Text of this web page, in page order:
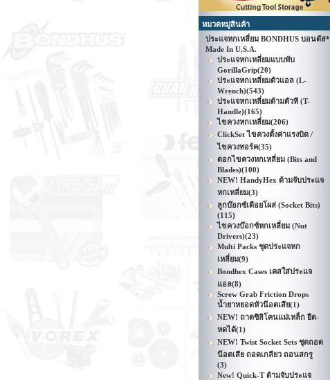
หมวดหมู่สินค้า
ประแจหกเหลี่ยม BONDHUS บอนดัส*
Made In U.S.A.
ประแจหกเหลี่ยมแบบพับ
GorillaGrip(20)
ประแจหกเหลี่ยมตัวแอล (L-
Wrench)(543)
ประแจหกเหลี่ยมด้ามตัวที (T-
Handle)(165)
ไขควงหกเหลี่ยม(206)
ClickSet ไขควงตั้งค่าแรงบิด /
ไขควงทอร์ค(35)
ดอกไขควงหกเหลี่ยม (Bits and
Blades)(100)
NEW! HandyHex ด้ามจับประแจ
หกเหลี่ยม(3)
ลูกบ๊อกซ์เดือยโผล่ (Socket Bits)
(115)
ไขควงบ๊อกซ์หกเหลี่ยม (Nut
Drivers)(23)
Multi Packs ชุดประแจหก
เหลี่ยม(9)
Bondhex Cases เคสใส่ประแจ
แอล(8)
Screw Grab Friction Drops
น้ำยาหยอดหัวน๊อตเสีย(1)
NEW! ถาดซิลิโคนแม่เหล็ก ยืด-
หดได้(1)
NEW! Twist Socket Sets ชุดถอด
น๊อตเสีย ถอดเกลียว ถอนสกรู
(3)
New! Quick-T ด้ามจับประแจ